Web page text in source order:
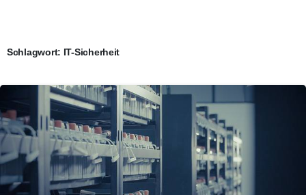
Schlagwort: IT-Sicherheit